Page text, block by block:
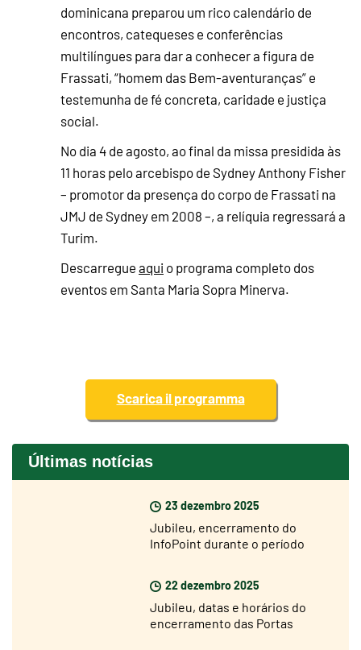
dominicana preparou um rico calendário de
encontros, catequeses e conferências
multilíngues para dar a conhecer a figura de
Frassati, “homem das Bem-aventuranças” e
testemunha de fé concreta, caridade e justiça
social.
No dia 4 de agosto, ao final da missa presidida às
11 horas pelo arcebispo de Sydney Anthony Fisher
– promotor da presença do corpo de Frassati na
JMJ de Sydney em 2008 –, a relíquia regressará a
Turim.
Descarregueaqui o programa completo dos
eventos em Santa Maria Sopra Minerva.
Scarica il programma
Últimas notícias
23 dezembro 2025
Jubileu, encerramento do
InfoPoint durante o período
22 dezembro 2025
Jubileu, datas e horários do
encerramento das Portas